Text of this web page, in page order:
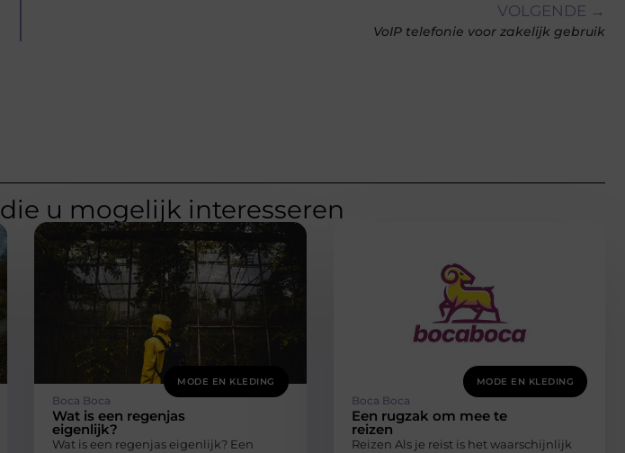
VOLGENDE →
VoIP telefonie voor zakelijk gebruik
die u mogelijk interesseren
MODE EN KLEDING
Boca Boca
Wat is een regenjas
eigenlijk?
Wat is een regenjas eigenlijk? Een
MODE EN KLEDING
Boca Boca
Een rugzak om mee te
reizen
Reizen Als je reist is het waarschijnlijk